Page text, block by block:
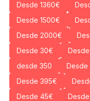
Desde 1360€
Desde 1500€
Desde 2000€
Desde 30€
desde 350
Desde
Desde 395€
Desde 45€